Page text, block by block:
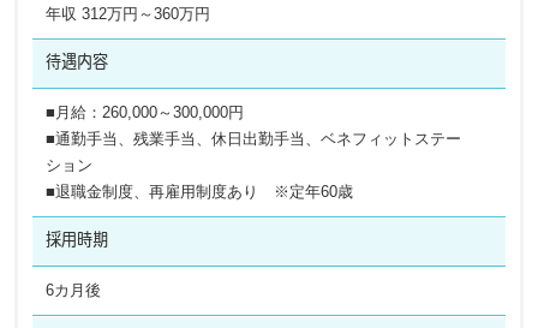
年収 312万円～360万円
待遇内容
■月給：260,000～300,000円
■通勤手当、残業手当、休日出勤手当、ベネフィットステー
ション
■退職金制度、再雇用制度あり ※定年60歳
採用時期
6カ月後